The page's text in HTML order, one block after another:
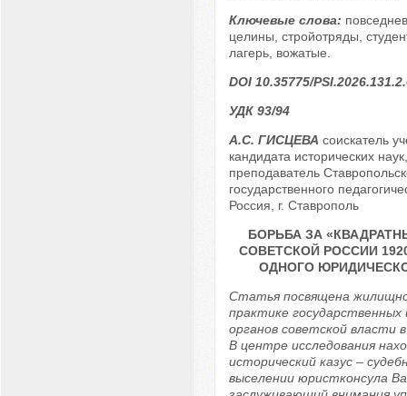
Ключевые слова:
целины, стройотряды,
лагерь, вожатые.
DOI 10.35775/
УДК 93/94
А.С. ГИСЦЕВА соискатель
кандидата исторических
преподаватель
государственного
Россия, г. Ставрополь
БОРЬБА ЗА
СОВЕТСКОЙ РОССИИ
ОДНОГО
Статья посвящена
практике
органов советской власти
В центре исследования
исторический казус –
выселении юристконсула